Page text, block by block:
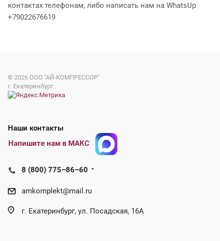
контактах телефонам, либо написать нам на WhatsUp
+79022676619
© 2026 ООО "АЙ-КОМПРЕССОР"
г. Екатеринбург
Наши контакты
Напишите нам в МАКС
8 (800) 775–86–60
amkomplekt@mail.ru
г. Екатеринбург, ул. Посадская, 16А